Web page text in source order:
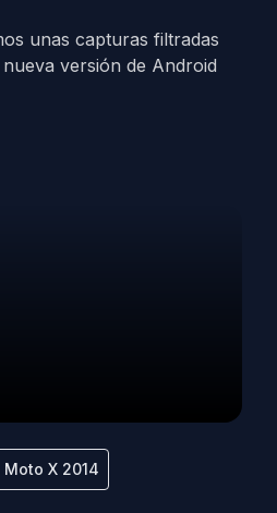
unas capturas filtradas
versión de Android
Moto X 2014